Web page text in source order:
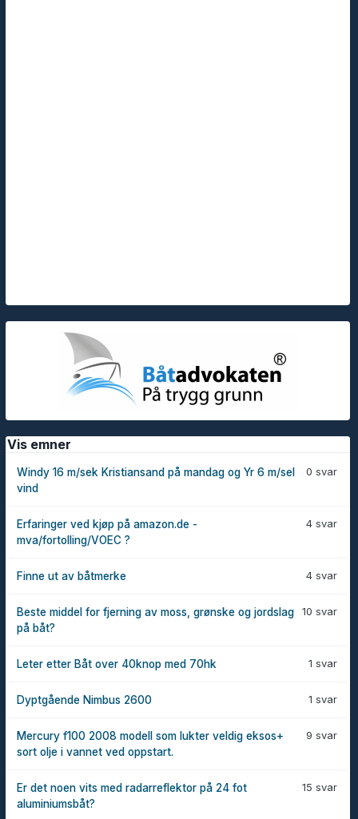
Vis emner
0 svar
Windy 16 m/sek Kristiansand på mandag og Yr 6 m/sel
vind
4 svar
Erfaringer ved kjøp på amazon.de -
mva/fortolling/VOEC ?
4 svar
Finne ut av båtmerke
10 svar
Beste middel for fjerning av moss, grønske og jordslag
på båt?
1 svar
Leter etter Båt over 40knop med 70hk
1 svar
Dyptgående Nimbus 2600
9 svar
Mercury f100 2008 modell som lukter veldig eksos+
sort olje i vannet ved oppstart.
15 svar
Er det noen vits med radarreflektor på 24 fot
aluminiumsbåt?